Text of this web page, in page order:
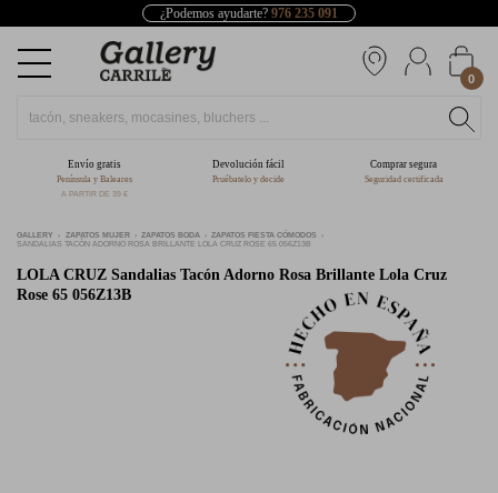
¿Podemos ayudarte? 976 235 091
0
Envío gratis
Península y Baleares
A PARTIR DE 39 €
Devolución fácil
Pruébatelo y decide
Comprar segura
Seguridad certificada
GALLERY ZAPATOS MUJER ZAPATOS BODA
ZAPATOS FIESTA CÓMODOS
SANDALIAS TACÓN ADORNO ROSA BRILLANTE LOLA CRUZ ROSE 65 056Z13B
LOLA CRUZ Sandalias Tacón Adorno Rosa Brillante Lola Cruz
Rose 65 056Z13B